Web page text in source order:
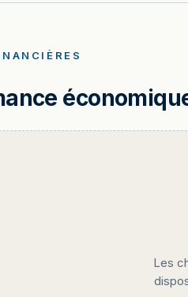
Les